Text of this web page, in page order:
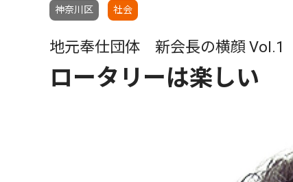
神奈川区 社会
地元奉仕団体 新会長の横顔 Vol.1
ロータリーは楽しい